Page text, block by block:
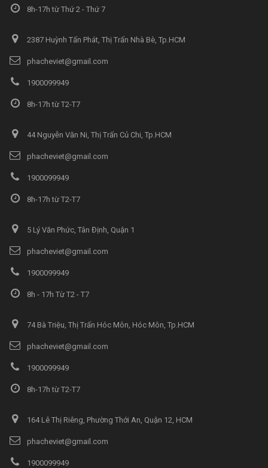
8h-17h từ Thứ 2 - Thứ 7
2387 Huỳnh Tấn Phát, Thị Trấn Nhà Bè, Tp.HCM
phacheviet@gmail.com
1900099949
8h-17h từ T2-T7
44 Nguyễn Văn Ni, Thị Trấn Củ Chi, Tp.HCM
phacheviet@gmail.com
1900099949
8h-17h từ T2-T7
5 Lý Văn Phức, Tân Định, Quận 1
phacheviet@gmail.com
1900099949
8h - 17h Từ T2 - T7
74 Bà Triệu, Thị Trấn Hóc Môn, Hóc Môn, Tp.HCM
phacheviet@gmail.com
1900099949
8h-17h từ T2-T7
164 Lê Thị Riêng, Phường Thới An, Quận 12, HCM
phacheviet@gmail.com
1900099949